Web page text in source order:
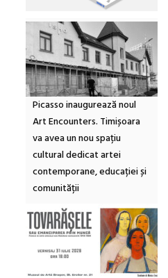
Picasso inaugurează noul
Art Encounters. Timișoara
va avea un nou spațiu
cultural dedicat artei
contemporane, educației și
comunității